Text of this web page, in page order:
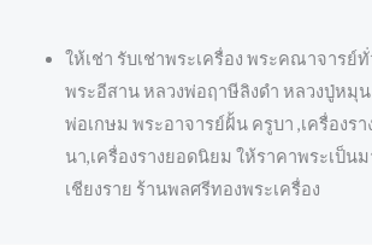
ให้เช่า รับเช่าพระเครื่อง พระคณาจารย์
พระอีสาน หลวงพ่อฤาษีลิงดำ หลวงปู่หมุ
พ่อเกษม พระอาจารย์ฝั้น ครูบา ,เครื่องรา
นา,เครื่องรางยอดนิยม ให้ราคาพระเป็น
เชียงราย ร้านพลศรีทองพระเครื่อง